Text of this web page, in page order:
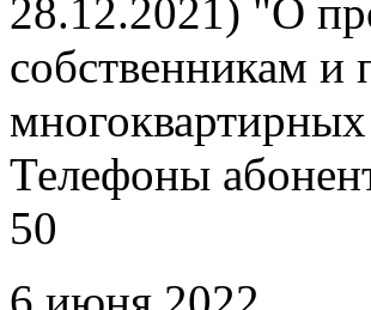
28.12.2021) "О
собственникам и
Телефоны
50